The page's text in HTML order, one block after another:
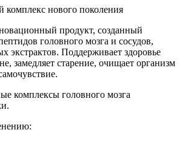
нового поколения
продукт, созданный
головного мозга и сосудов,
экстрактов. Поддерживает здоровье
замедляет старение, очищает организм
комплексы головного мозга